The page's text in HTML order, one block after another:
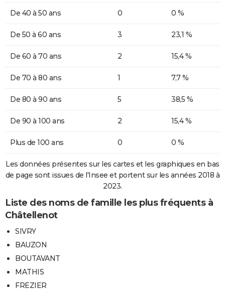
De 40 à 50 ans 0 0 %
De 50 à 60 ans 3 23,1 %
De 60 à 70 ans 2 15,4 %
De 70 à 80 ans 1 7,7 %
De 80 à 90 ans 5 38,5 %
De 90 à 100 ans 2 15,4 %
Plus de 100 ans 0 0 %
Les données présentes sur les cartes et les graphiques en bas
de page sont issues de l'Insee et portent sur les années 2018 à
2023.
Liste des noms de famille les plus fréquents à
Châtellenot
SIVRY
BAUZON
BOUTAVANT
MATHIS
FREZIER